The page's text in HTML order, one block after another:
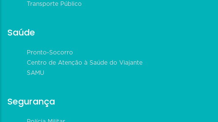
Transporte Público
Saúde
Pronto-Socorro
Centro de Atenção à Saúde do Viajante
SAMU
Segurança